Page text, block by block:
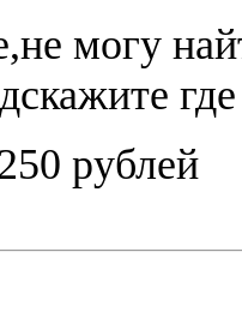
могу
рублей